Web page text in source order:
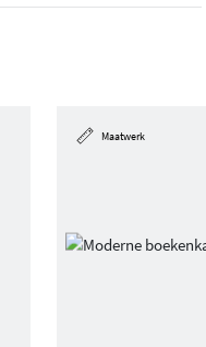
Maatwerk